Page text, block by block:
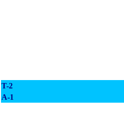
T-2
A-1